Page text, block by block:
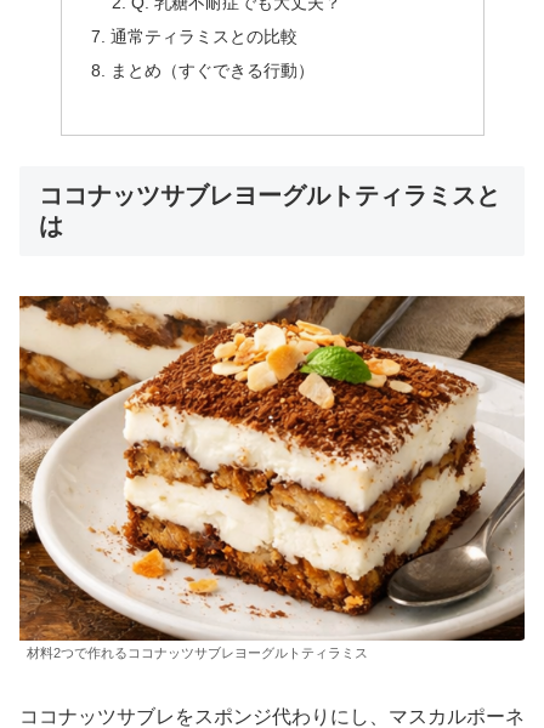
通常ティラミスとの比較
まとめ（すぐできる行動）
ココナッツサブレヨーグルトティラミスと
は
材料2つで作れるココナッツサブレヨーグルトティラミス
ココナッツサブレをスポンジ代わりにし、マスカルポーネ